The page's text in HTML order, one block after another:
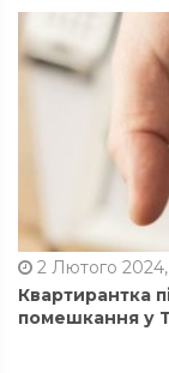
2 Лютого 2024,
Квартирантка
помешкання у